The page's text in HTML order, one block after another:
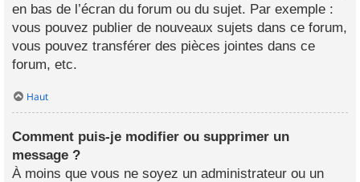
en bas de l’écran du forum ou du sujet. Par exemple :
vous pouvez publier de nouveaux sujets dans ce forum,
vous pouvez transférer des pièces jointes dans ce
forum, etc.
Haut
Comment puis-je modifier ou supprimer un
message ?
À moins que vous ne soyez un administrateur ou un